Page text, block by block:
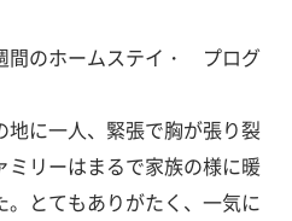
間のホームステイ・ プログ
に一人、緊張で胸が張り裂
ミリーはまるで家族の様に暖
とてもありがたく、一気に